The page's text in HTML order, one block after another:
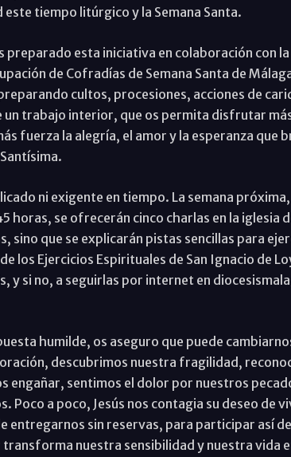
tiempo litúrgico y la Semana Santa.
preparado esta iniciativa en colaboración con
de Cofradías de Semana Santa de
cultos, procesiones, acciones de
trabajo interior, que os permita disfrutar
fuerza la alegría, el amor y la esperanza que
ni exigente en tiempo. La semana próxima,
horas, se ofrecerán cinco charlas en la iglesia
sino que se explicarán pistas sencillas para
los Ejercicios Espirituales de San Ignacio de
y si no, a seguirlas por internet en
humilde, os aseguro que puede
descubrimos nuestra fragilidad,
engañar, sentimos el dolor por nuestros
Poco a poco, Jesús nos contagia su deseo de
entregarnos sin reservas, para participar así
transforma nuestra sensibilidad y nuestra vida